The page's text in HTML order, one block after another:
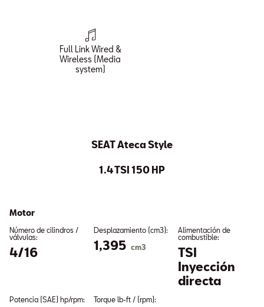
Full Link Wired &
Wireless (Media
system)
SEAT Ateca Style
1.4 TSI 150 HP
Motor
Número de cilindros /
válvulas:
4/16
Desplazamiento (cm3):
1,395 cm3
Alimentación de
combustible:
TSI
Inyección
directa
Potencia (SAE) hp/rpm: Torque lb-ft / (rpm):